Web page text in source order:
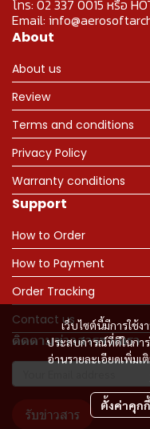
เว็บไซต์นี้มีการใช้
ประสบการณ์ที่ดีในกา
อ่านรายละเอียดเพิ่มเ
ตั้งค่าคุกกี้
โทร: 02 337 0015 หรือ
Email:
About
About us
Review
Terms and conditions
Privacy Policy
Warranty conditions
Support
How to Order
How to Payment
Order Tracking
Contact us
ติดตามข่าวสารจากเรา
รับข่าวสาร